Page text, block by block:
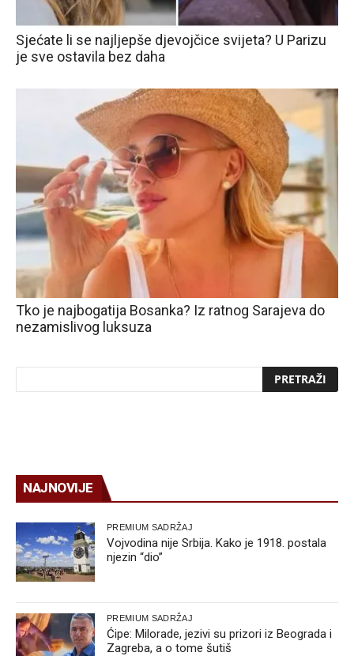
Sjećate li se najljepše djevojčice svijeta? U Parizu
je sve ostavila bez daha
Tko je najbogatija Bosanka? Iz ratnog Sarajeva do
nezamislivog luksuza
NAJNOVIJE
PREMIUM SADRŽAJ
Vojvodina nije Srbija. Kako je 1918. postala
njezin “dio”
PREMIUM SADRŽAJ
Ćipe: Milorade, jezivi su prizori iz Beograda i
Zagreba, a o tome šutiš